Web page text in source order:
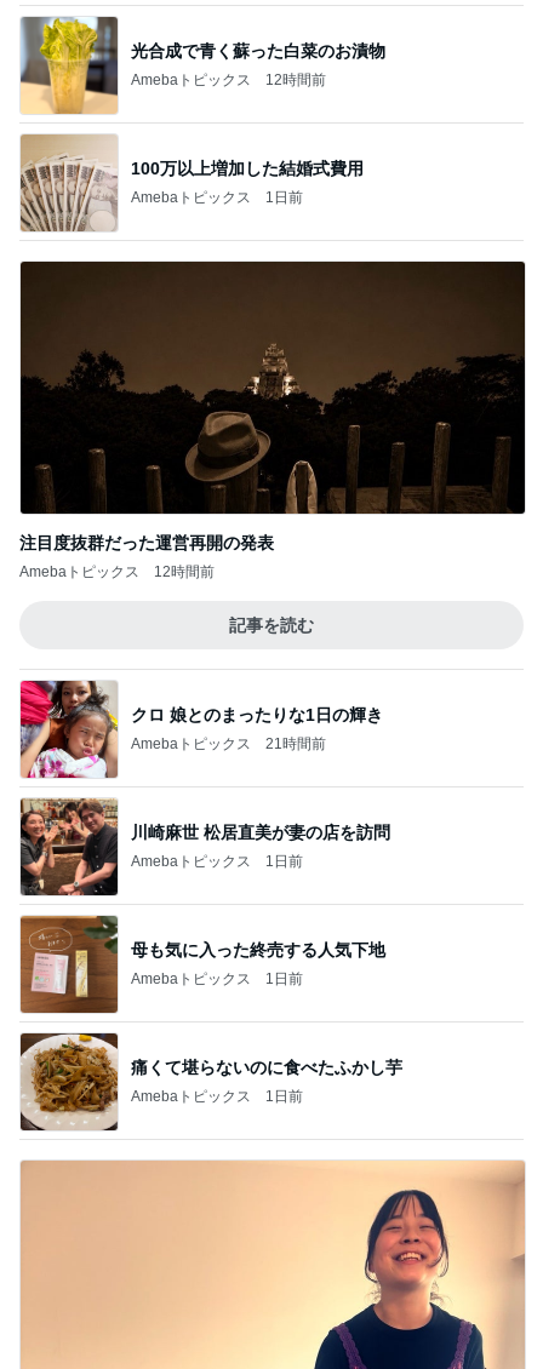
光合成で青く蘇った白菜のお漬物
Amebaトピックス 12時間前
100万以上増加した結婚式費用
Amebaトピックス 1日前
注目度抜群だった運営再開の発表
Amebaトピックス 12時間前
記事を読む
クロ 娘とのまったりな1日の輝き
Amebaトピックス 21時間前
川崎麻世 松居直美が妻の店を訪問
Amebaトピックス 1日前
母も気に入った終売する人気下地
Amebaトピックス 1日前
痛くて堪らないのに食べたふかし芋
Amebaトピックス 1日前